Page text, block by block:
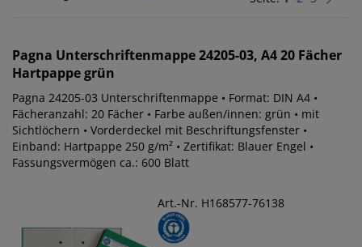
Pagna Unterschriftenmappe 24205-03, A4 20 Fächer
Hartpappe grün
Pagna 24205-03 Unterschriftenmappe • Format: DIN A4 •
Fächeranzahl: 20 Fächer • Farbe außen/innen: grün • mit
Sichtlöchern • Vorderdeckel mit Beschriftungsfenster •
Einband: Hartpappe 250 g/m² • Zertifikat: Blauer Engel •
Fassungsvermögen ca.: 600 Blatt
Art.-Nr. H168577-76138